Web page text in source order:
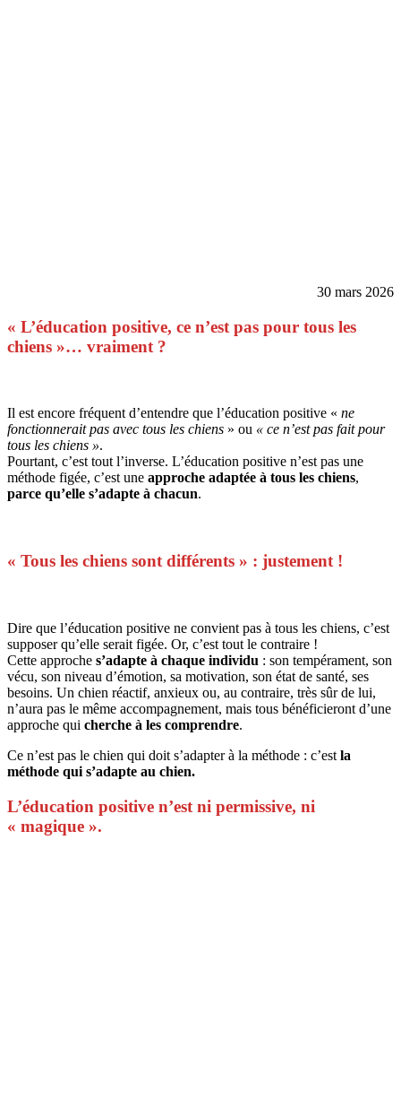
30 mars 2026
« L’éducation positive, ce n’est pas pour tous les
chiens »… vraiment ?
Il est encore fréquent d’entendre que l’éducation positive « ne
fonctionnerait pas avec tous les chiens » ou « ce n’est pas fait pour
tous les chiens ».
Pourtant, c’est tout l’inverse. L’éducation positive n’est pas une
méthode figée, c’est une approche adaptée à tous les chiens,
parce qu’elle s’adapte à chacun.
« Tous les chiens sont différents » : justement !
Dire que l’éducation positive ne convient pas à tous les chiens, c’est
supposer qu’elle serait figée. Or, c’est tout le contraire !
Cette approche s’adapte à chaque individu : son tempérament, son
vécu, son niveau d’émotion, sa motivation, son état de santé, ses
besoins. Un chien réactif, anxieux ou, au contraire, très sûr de lui,
n’aura pas le même accompagnement, mais tous bénéficieront d’une
approche qui cherche à les comprendre.
Ce n’est pas le chien qui doit s’adapter à la méthode : c’est la
méthode qui s’adapte au chien.
L’éducation positive n’est ni permissive, ni
« magique ».